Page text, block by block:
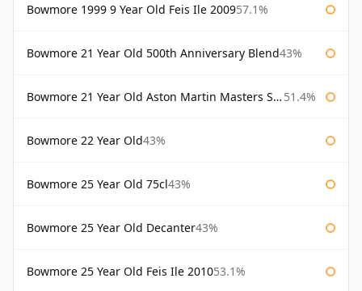
Bowmore 1999 9 Year Old Feis Ile 200957.1%
Bowmore 21 Year Old 500th Anniversary Blend43%
Bowmore 21 Year Old Aston Martin Masters Selection 2024 51.4%
Bowmore 22 Year Old43%
Bowmore 25 Year Old 75cl43%
Bowmore 25 Year Old Decanter43%
Bowmore 25 Year Old Feis Ile 201053.1%